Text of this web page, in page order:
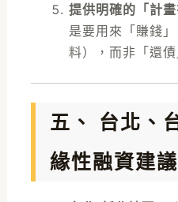
提供明確的「計畫
是要用來「賺錢
料），而非「還債
五、 台北、
緣性融資建議